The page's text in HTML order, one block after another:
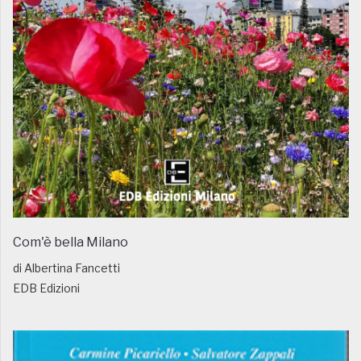
Com'è bella Milano
di Albertina Fancetti
EDB Edizioni